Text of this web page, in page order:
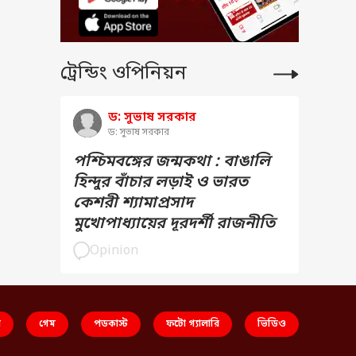
ট্রেন্ডিং ওপিনিয়ন
ড: সুভাষ সরকার
ড: সুভাষ সরকার
পশ্চিমবঙ্গের জন্মকথা : বাঙালি
হিন্দুর বাঁচার লড়াই ও ভারত
কেশরী শ্যামাপ্রসাদ
মুখোপাধ্যায়ের দূরদর্শী রাজনীতি
Opinion
গেম পডকাস্ট ফটো গ্যালারি ভিডিও